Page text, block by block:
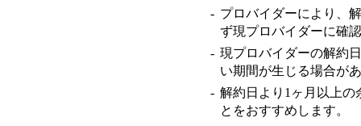
- プロバイダーにより、
ず現プロバイダーに確
- 現プロバイダーの解約
い期間が生じる場合が
- 解約日より1ヶ月以上の
とをおすすめします。